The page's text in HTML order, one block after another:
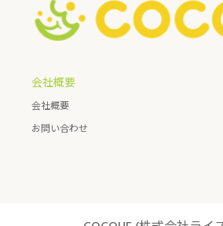
会社概要
会社概要
お問い合わせ